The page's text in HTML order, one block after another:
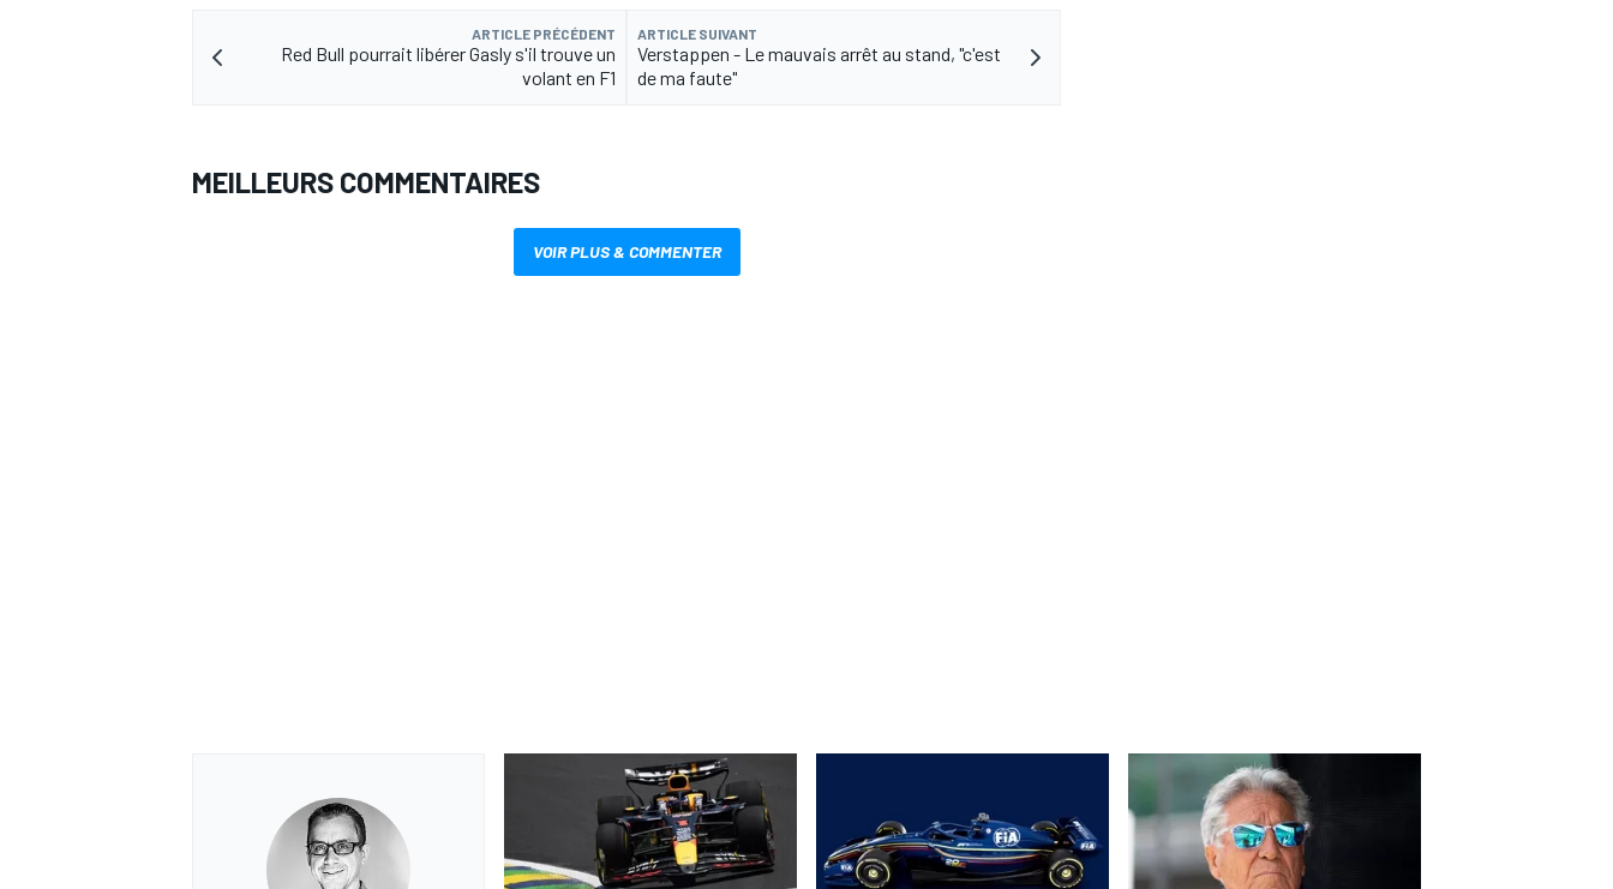
ARTICLE PRÉCÉDENT
Red Bull pourrait libérer Gasly s'il trouve un
volant en F1
ARTICLE SUIVANT
Verstappen - Le mauvais arrêt au stand, "c'est
de ma faute"
MEILLEURS COMMENTAIRES
VOIR PLUS & COMMENTER